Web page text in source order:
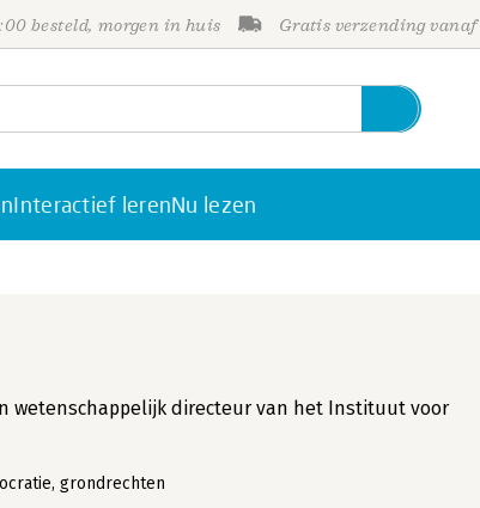
besteld, morgen in huis Gratis verzending
Interactief lerenNu lezen
wetenschappelijk directeur van het Instituut voor
grondrechten